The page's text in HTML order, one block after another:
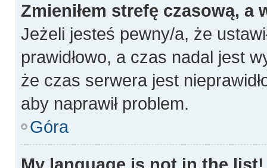
Zmieniłem strefę czasową, a
Jeżeli jesteś pewny/a, że
prawidłowo, a czas nadal jest
że czas serwera jest
aby naprawił problem.
Góra